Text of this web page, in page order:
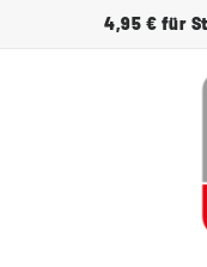
4,95 € für